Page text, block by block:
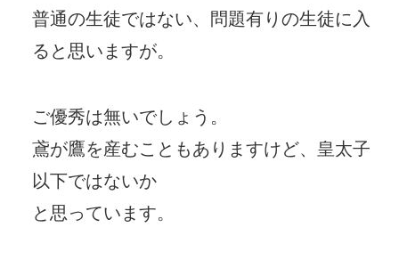
普通の生徒ではない、問題有りの生徒に入
ると思いますが。
ご優秀は無いでしょう。
鳶が鷹を産むこともありますけど、皇太子
以下ではないか
と思っています。